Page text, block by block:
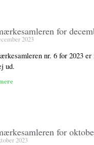
for
2023
nr. 6 for 2023
ud.
for
2023